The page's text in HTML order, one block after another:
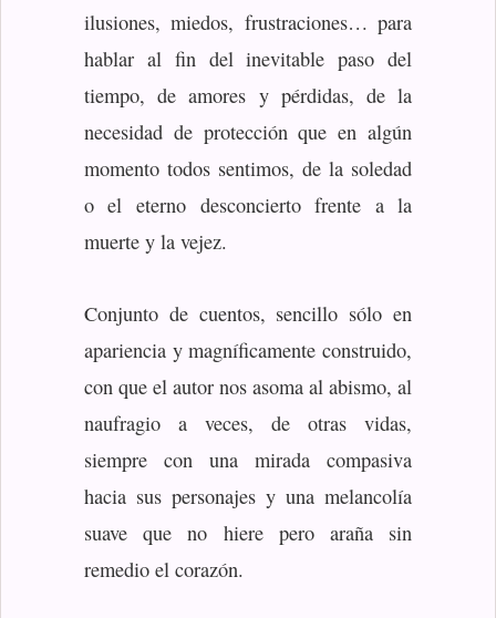
ilusiones, miedos, frustraciones… para
hablar al fin del inevitable paso del
tiempo, de amores y pérdidas, de la
necesidad de protección que en algún
momento todos sentimos, de la soledad
o el eterno desconcierto frente a la
muerte y la vejez.
Conjunto de cuentos, sencillo sólo en
apariencia y magníficamente construido,
con que el autor nos asoma al abismo, al
naufragio a veces, de otras vidas,
siempre con una mirada compasiva
hacia sus personajes y una melancolía
suave que no hiere pero araña sin
remedio el corazón.